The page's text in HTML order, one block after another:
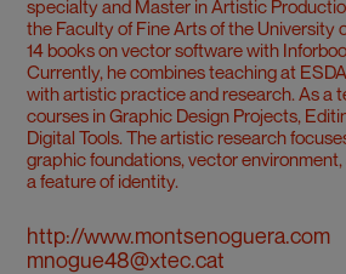
specialty and Master in Artistic
the Faculty of Fine Arts of the University
14 books on vector software with
Currently, he combines teaching at
with artistic practice and research. As a
courses in Graphic Design Projects,
Digital Tools. The artistic research
graphic foundations, vector
a feature of identity.
http://www.montsenoguera.com
mnogue48@xtec.cat